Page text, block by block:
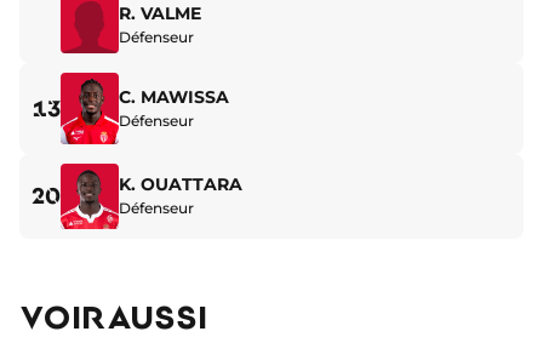
R. VALME
Défenseur
13 C. MAWISSA
Défenseur
20 K. OUATTARA
Défenseur
VOIR AUSSI